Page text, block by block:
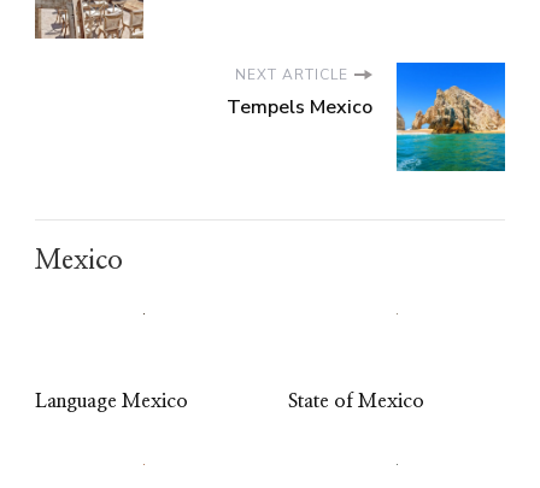
NEXT ARTICLE
Tempels Mexico
Mexico
Language Mexico State of Mexico